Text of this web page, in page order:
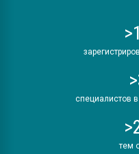
специалистов
тем